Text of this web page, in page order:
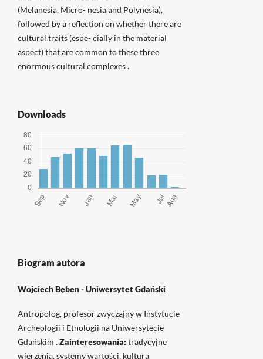
(Melanesia, Micro- nesia and Polynesia),
followed by a reflection on whether there are
cultural traits (espe- cially in the material
aspect) that are common to these three
enormous cultural complexes .
Downloads
Biogram autora
Wojciech Bęben -Uniwersytet Gdański
Antropolog, profesor zwyczajny w Instytucie
Archeologii i Etnologii na Uniwersytecie
Gdańskim .Zainteresowania: tradycyjne
wierzenia, systemy wartości, kultura